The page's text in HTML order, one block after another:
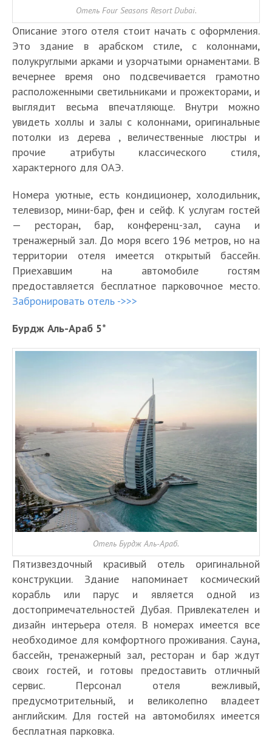
Отель Four Seasons Resort Dubai.
Описание этого отеля стоит начать с оформления.
Это здание в арабском стиле, с колоннами,
полукруглыми арками и узорчатыми орнаментами. В
вечернее время оно подсвечивается грамотно
расположенными светильниками и прожекторами, и
выглядит весьма впечатляюще. Внутри можно
увидеть холлы и залы с колоннами, оригинальные
потолки из дерева , величественные люстры и
прочие атрибуты классического стиля,
характерного для ОАЭ.
Номера уютные, есть кондиционер, холодильник,
телевизор, мини-бар, фен и сейф. К услугам гостей
— ресторан, бар, конференц-зал, сауна и
тренажерный зал. До моря всего 196 метров, но на
территории отеля имеется открытый бассейн.
Приехавшим на автомобиле гостям
предоставляется бесплатное парковочное место.
Забронировать отель ->>>
Бурдж Аль-Араб 5*
Отель Бурдж Аль-Араб.
Пятизвездочный красивый отель оригинальной
конструкции. Здание напоминает космический
корабль или парус и является одной из
достопримечательностей Дубая. Привлекателен и
дизайн интерьера отеля. В номерах имеется все
необходимое для комфортного проживания. Сауна,
бассейн, тренажерный зал, ресторан и бар ждут
своих гостей, и готовы предоставить отличный
сервис. Персонал отеля вежливый,
предусмотрительный, и великолепно владеет
английским. Для гостей на автомобилях имеется
бесплатная парковка.